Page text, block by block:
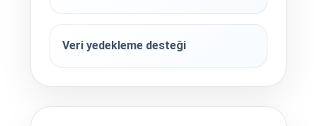
Veri yedekleme desteği